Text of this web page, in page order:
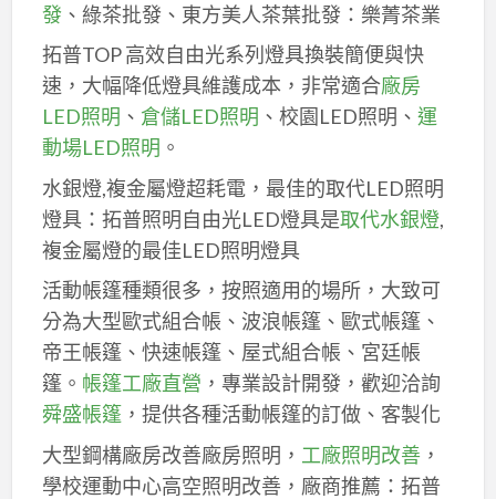
發、綠茶批發、東方美人茶葉批發：樂菁茶業
拓普TOP 高效自由光系列燈具換裝簡便與快
速，大幅降低燈具維護成本，非常適合廠房
LED照明 、 倉儲LED照明 、校園LED照明、 運
動場LED照明 。
水銀燈,複金屬燈超耗電，最佳的取代LED照明
燈具：拓普照明自由光LED燈具是取代水銀燈,
複金屬燈的最佳LED照明燈具
活動帳篷種類很多，按照適用的場所，大致可
分為大型歐式組合帳、波浪帳篷、歐式帳篷、
帝王帳篷、快速帳篷、屋式組合帳、宮廷帳
篷。 帳篷工廠直營 ，專業設計開發，歡迎洽詢
舜盛帳篷，提供各種活動帳篷的訂做、客製化
大型鋼構廠房改善廠房照明， 工廠照明改善，
學校運動中心高空照明改善，廠商推薦：拓普